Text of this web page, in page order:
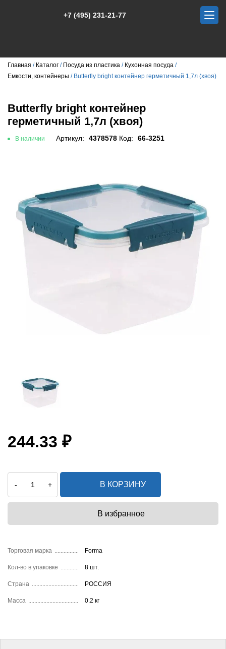
+7 (495) 231-21-77
Главная Каталог Посуда из пластика
Кухонная посуда
Емкости, контейнеры
Butterfly bright контейнер герметичный 1,7л (хвоя)
Butterfly bright контейнер
герметичный 1,7л (хвоя)
В наличии Артикул: 4378578 Код: 66-3251
Торговая марка Forma
Кол-во в упаковке 8 шт.
Страна РОССИЯ
Масса 0.2 кг
244.33 ₽
- + В КОРЗИНУ